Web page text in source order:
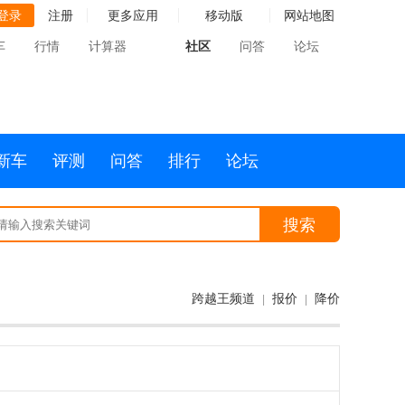
录 注册 更多应用 移动版 网站地图
行情 计算器 社区 问答 论坛
车 评测 问答 排行 论坛
搜索
跨越王频道 报价 降价